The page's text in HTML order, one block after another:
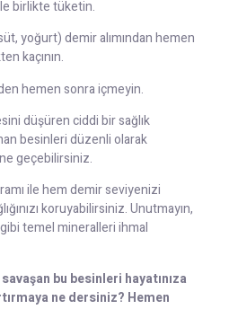
birlikte tüketin.
yoğurt) demir alımından hemen
kaçının.
hemen sonra içmeyin.
düşüren ciddi bir sağlık
besinleri düzenli olarak
geçebilirsiniz.
ile hem demir seviyenizi
koruyabilirsiniz. Unutmayın,
temel mineralleri ihmal
bu besinleri hayatınıza
ne dersiniz? Hemen